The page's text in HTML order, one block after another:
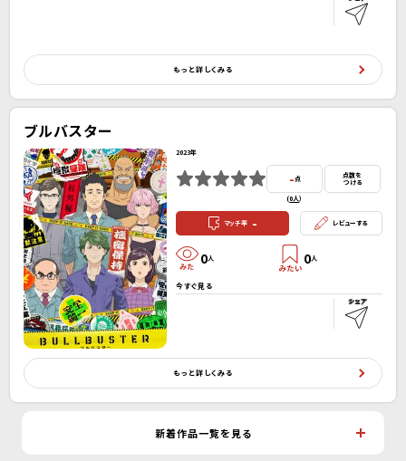
もっと詳しくみる
ブルバスター
2023年
-点
(0人）
点数を
つける
マッチ率 - レビューする
0人 0人
今すぐ見る
もっと詳しくみる
新着作品一覧を見る